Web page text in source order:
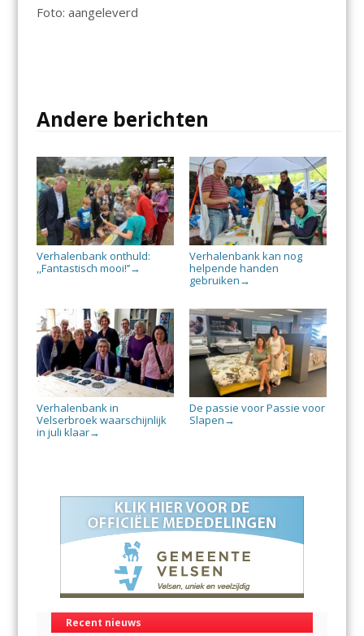
Foto: aangeleverd
Andere berichten
Verhalenbank onthuld:
,,Fantastisch mooi!’’→
Verhalenbank kan nog
helpende handen
gebruiken →
Verhalenbank in
Velserbroek waarschijnlijk
in juli klaar→
De passie voor Passie voor
Slapen →
Recent nieuws